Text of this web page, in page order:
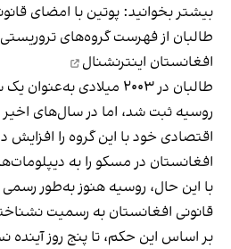
بیشتر بخوانید: پوتین با امضای
طالبان از فهرست گروه‌های
افغانستان اینترنشنال
طالبان در ۲۰۰۳ میلادی
روسیه ثبت شد، اما در سال‌های
اقتصادی خود با این گروه را افزایش
افغانستان در مسکو را به
با این حال، روسیه هنوز به‌طور
قانونی افغانستان به رسمیت
بر اساس این حکم، تا پنج روز آینده